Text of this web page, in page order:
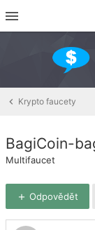
Krypto faucety
BagiCoin-
Multifaucet
Odpovědět